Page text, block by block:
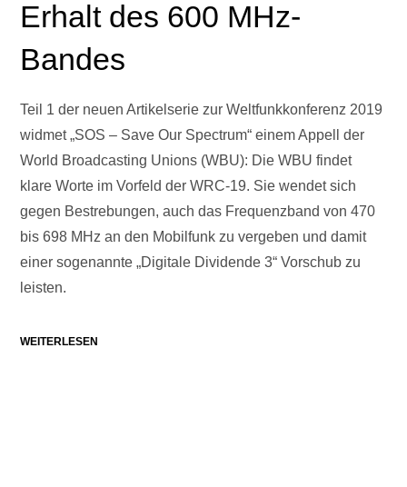
Erhalt des 600 MHz-
Bandes
Teil 1 der neuen Artikelserie zur Weltfunkkonferenz 2019
widmet „SOS – Save Our Spectrum“ einem Appell der
World Broadcasting Unions (WBU): Die WBU findet
klare Worte im Vorfeld der WRC-19. Sie wendet sich
gegen Bestrebungen, auch das Frequenzband von 470
bis 698 MHz an den Mobilfunk zu vergeben und damit
einer sogenannte „Digitale Dividende 3“ Vorschub zu
leisten.
WEITERLESEN